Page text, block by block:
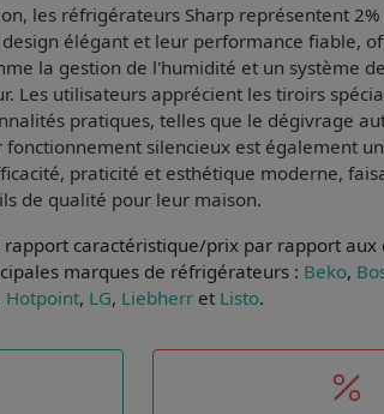
les réfrigérateurs Sharpreprésentent 2%
design élégantet leur performance fiable,
la gestion de l'humidité et un système
Les utilisateurs apprécient les tiroirs
pratiques, telles que le dégivrage
fonctionnement silencieuxest également
, praticité et esthétique moderne,
de qualité pour leur maison.
rapport caractéristique/prix par rapport aux
marques de réfrigérateurs : Beko,
Hotpoint, LG, Liebherret Listo.